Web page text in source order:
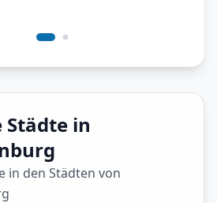
Städte in
in den Städten von